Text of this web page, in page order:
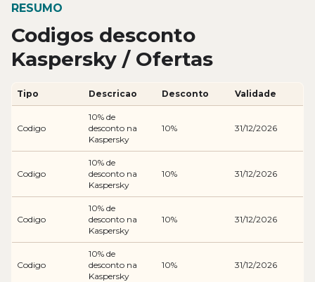
RESUMO
Codigos desconto
Kaspersky / Ofertas
Tipo Descricao Desconto Validade
Codigo
10% de
desconto na
Kaspersky
10% 31/12/2026
Codigo
10% de
desconto na
Kaspersky
10% 31/12/2026
Codigo
10% de
desconto na
Kaspersky
10% 31/12/2026
Codigo
10% de
desconto na
Kaspersky
10% 31/12/2026